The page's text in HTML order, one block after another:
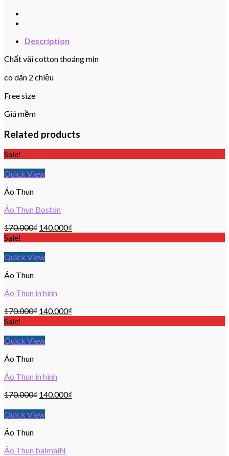
Description
Chất vãi cotton thoáng mịn
co dãn 2 chiều
Free size
Giá mềm
Related products
Sale!
Quick View
Áo Thun
Áo Thun Boston
170.000₫ 140.000₫
Sale!
Quick View
Áo Thun
Áo Thun in hình
170.000₫ 140.000₫
Sale!
Quick View
Áo Thun
Áo Thun in hình
170.000₫ 140.000₫
Quick View
Áo Thun
Áo Thun balmaiN